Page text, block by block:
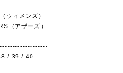
メンズ）
（アザーズ）
/ 39 / 40